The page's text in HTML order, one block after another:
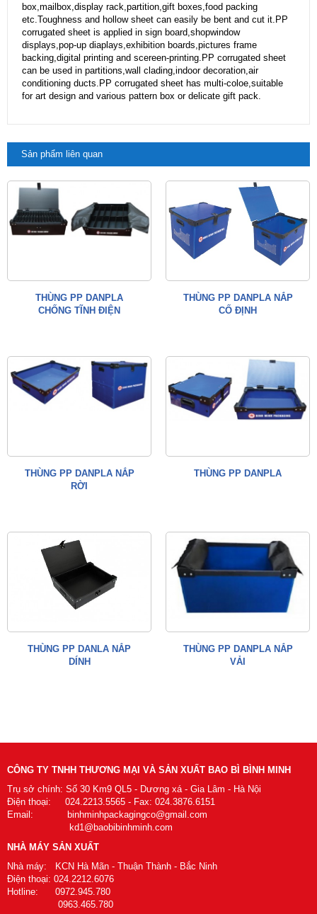
box,mailbox,display rack,partition,gift boxes,food packing
etc.Toughness and hollow sheet can easily be bent and cut it.PP
corrugated sheet is applied in sign board,shopwindow
displays,pop-up diaplays,exhibition boards,pictures frame
backing,digital printing and scereen-printing.PP corrugated sheet
can be used in partitions,wall clading,indoor decoration,air
conditioning ducts.PP corrugated sheet has multi-coloe,suitable
for art design and various pattern box or delicate gift pack.
Sản phẩm liên quan
THÙNG PP DANPLA
CHỐNG TĨNH ĐIỆN
THÙNG PP DANPLA NẮP
CỐ ĐỊNH
THÙNG PP DANPLA NẮP
RỜI
THÙNG PP DANPLA
THÙNG PP DANLA NẮP
DÍNH
THÙNG PP DANPLA NẮP
VẢI
CÔNG TY TNHH THƯƠNG MẠI VÀ SẢN XUẤT BAO BÌ BÌNH MINH
Trụ sở chính: Số 30 Km9 QL5 - Dương xá - Gia Lâm - Hà Nội
Điện thoại: 024.2213.5565 - Fax: 024.3876.6151
Email: binhminhpackagingco@gmail.com
kd1@baobibinhminh.com
NHÀ MÁY SẢN XUẤT
Nhà máy: KCN Hà Mãn - Thuận Thành - Bắc Ninh
Điện thoại: 024.2212.6076
Hotline: 0972.945.780
0963.465.780